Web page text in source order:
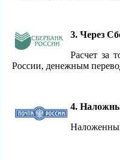
3. Через
Расчет за
России, денежным
4.